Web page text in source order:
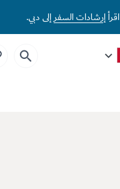
إرشادات السفرإلى دبي.